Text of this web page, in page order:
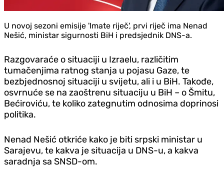
U novoj sezoni emisije 'Imate riječ', prvi riječ ima Nenad
Nešić, ministar sigurnosti BiH i predsjednik DNS-a.
Razgovaraće o situaciji u Izraelu, različitim
tumačenjima ratnog stanja u pojasu Gaze, te
bezbjednosnoj situaciji u svijetu, ali i u BiH. Takođe,
osvrnuće se na zaoštrenu situaciju u BiH – o Šmitu,
Bećiroviću, te koliko zategnutim odnosima doprinosi
politika.
Nenad Nešić otkriće kako je biti srpski ministar u
Sarajevu, te kakva je situacija u DNS-u, a kakva
saradnja sa SNSD-om.